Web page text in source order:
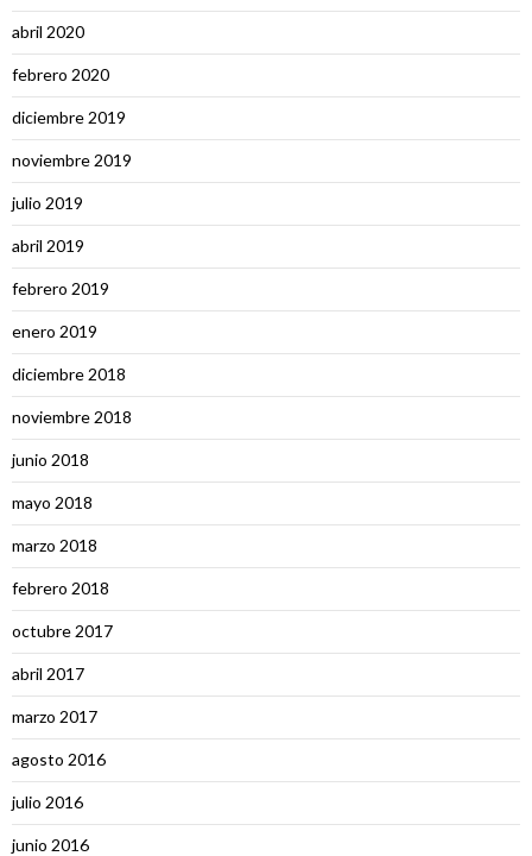
abril 2020
febrero 2020
diciembre 2019
noviembre 2019
julio 2019
abril 2019
febrero 2019
enero 2019
diciembre 2018
noviembre 2018
junio 2018
mayo 2018
marzo 2018
febrero 2018
octubre 2017
abril 2017
marzo 2017
agosto 2016
julio 2016
junio 2016